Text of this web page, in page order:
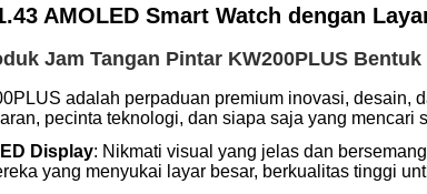
AMOLED Smart Watch dengan
Jam Tangan Pintar KW200PLUS
adalah perpaduan premium inovasi,
pecinta teknologi, dan siapa saja yang mencari
Display: Nikmati visual yang jelas dan
yang menyukai layar besar, berkualitas tinggi